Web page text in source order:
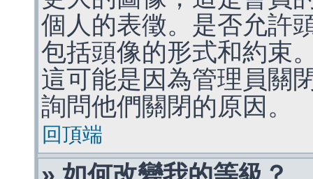
個人的表徵。是否允許
包括頭像的形式和約束
這可能是因為管理員關
詢問他們關閉的原因。
回頂端